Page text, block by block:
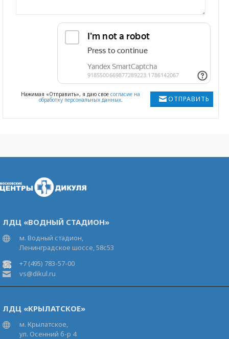
ОТПРАВИТЬ
Нажимая «Отправить», я даю свое согласие на
обработку персональных данных.
ЛДЦ «ВОДНЫЙ СТАДИОН»
м. Водный стадион,
Ленинградское шоссе, 58с53
+7 (495) 783-57-00
vs@dikul.ru
ЛДЦ «КРЫЛАТСКОЕ»
м. Крылатское,
ул. Осенний б-р 4